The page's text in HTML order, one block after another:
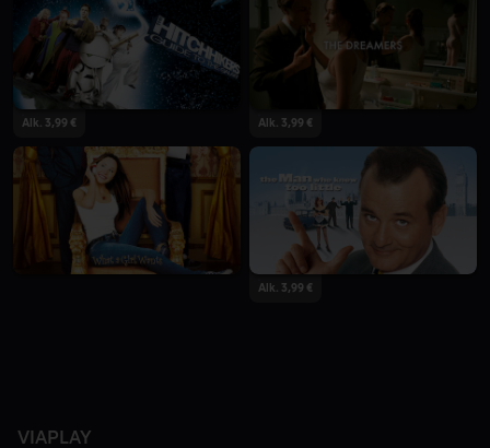
Alk. 3,99 € Alk. 3,99 €
Alk. 3,99 €
VIAPLAY